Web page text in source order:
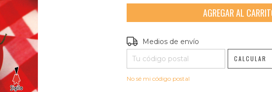
Entregas para el CP:
Medios de envío
CALCULAR
No sé mi código postal